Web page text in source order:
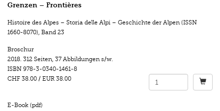
Grenzen – Frontières
Histoire des Alpes – Storia delle Alpi – Geschichte der Alpen (ISSN
1660-8070), Band 23
Broschur
2018. 312 Seiten, 37 Abbildungen s/w.
ISBN 978-3-0340-1461-8
CHF 38.00 / EUR 38.00
E-Book (pdf)